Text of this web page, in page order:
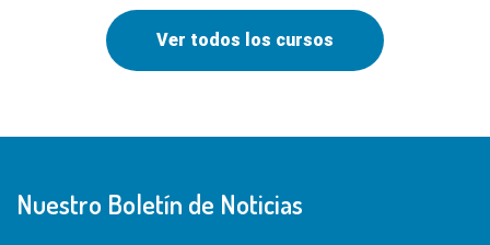
Ver todos los cursos
Nuestro Boletín de Noticias